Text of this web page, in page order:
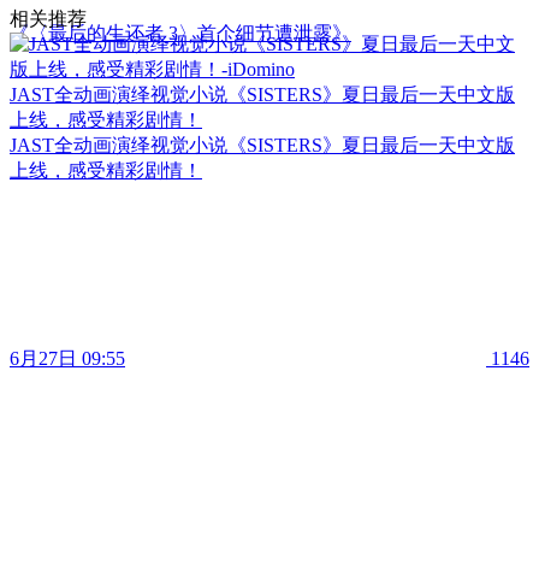
《〈最后的生还者 3〉首个细节遭泄露》
相关推荐
JAST全动画演绎视觉小说《SISTERS》夏日最后一天中文版
上线，感受精彩剧情！
JAST全动画演绎视觉小说《SISTERS》夏日最后一天中文版
上线，感受精彩剧情！
6月27日 09:55 1146